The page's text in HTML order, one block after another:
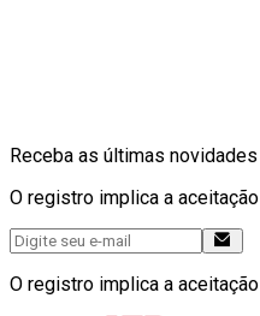
Receba as últimas
O registro implica a
O registro implica a